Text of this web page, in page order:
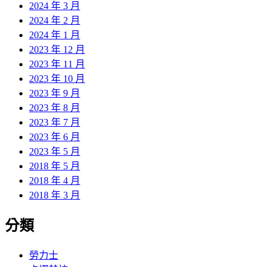
2024 年 3 月
2024 年 2 月
2024 年 1 月
2023 年 12 月
2023 年 11 月
2023 年 10 月
2023 年 9 月
2023 年 8 月
2023 年 7 月
2023 年 6 月
2023 年 5 月
2018 年 5 月
2018 年 4 月
2018 年 3 月
分類
勞力士